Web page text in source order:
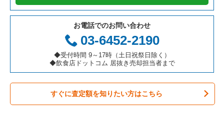
テイクアウトの居抜き売却物件の案件一覧
お弁当・惣菜・デリの居抜き売却物件の案件一覧
カラオケ・パブ・スナックの居抜き売却物件の案件一覧
バーの居抜き売却物件の案件一覧
居酒屋・ダイニングバーの居抜き売却物件の案件一覧
岐阜県の飲食店の居抜き売却物件の案件一覧
三重県の飲食店の居抜き売却物件の案件一覧
港区の飲食店の居抜き売却物件の案件一覧
足立区の飲食店の居抜き売却物件の案件一覧
板橋区の飲食店の居抜き売却物件の案件一覧
台東区の飲食店の居抜き売却物件の案件一覧
練馬区の飲食店の居抜き売却物件の案件一覧
東京23区の鉄板焼き・お好み焼の居抜き売却物件の案件一覧
東京23区のアジア料理の居抜き売却物件の案件一覧
東京23区のカフェの居抜き売却物件の案件一覧
東京23区のテイクアウトの居抜き売却物件の案件一覧
東京23区のお弁当・惣菜・デリの居抜き売却物件の案件一覧
墨田区の鉄板焼き・お好み焼の居抜き売却物件の案件一覧
墨田区のアジア料理の居抜き売却物件の案件一覧
墨田区のカフェの居抜き売却物件の案件一覧
墨田区のテイクアウトの居抜き売却物件の案件一覧
墨田区のお弁当・惣菜・デリの居抜き売却物件の案件一覧
お電話でのお問い合わせ
03-6452-2190
◆受付時間 9～17時（土日祝祭日除く）
◆飲食店ドットコム 居抜き売却担当者まで
すぐに査定額を知りたい方はこちら